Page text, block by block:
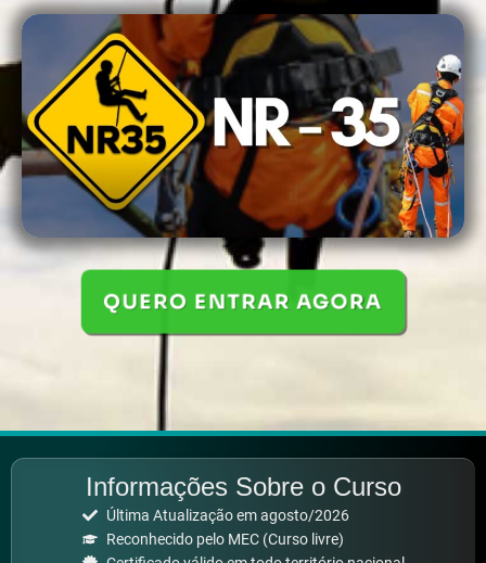
QUERO ENTRAR AGORA
Informações Sobre o Curso
Última Atualização em agosto/2026
Reconhecido pelo MEC (Curso livre)